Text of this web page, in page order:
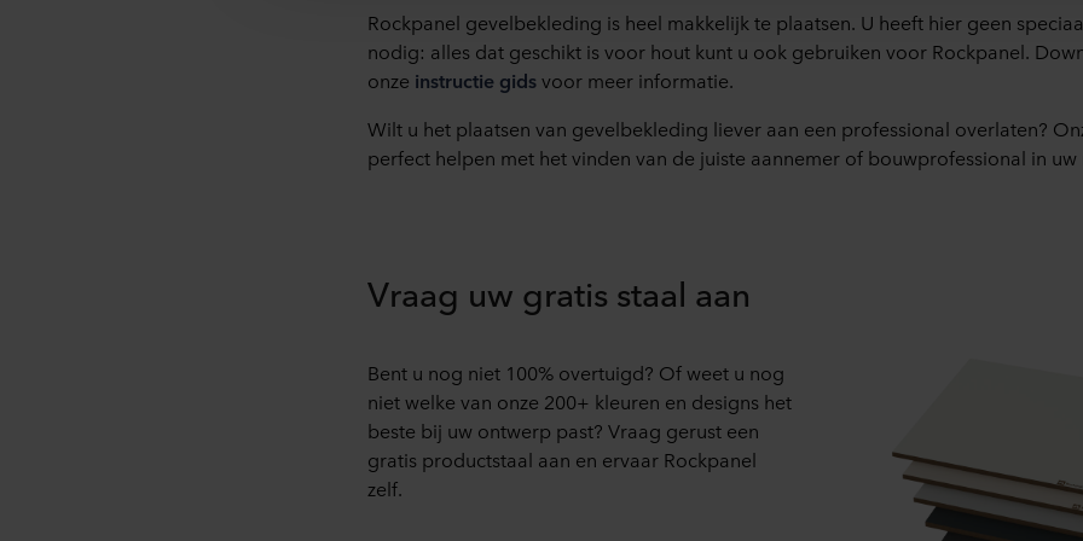
Hieronder vindt u meer informatie over de doeleinden, algemene beschrijvingen van de
cookie plaatst, links naar het privacybeleid van onze potentiële partners en hoe lang elke
opgeslagen. Indien u niet wilt dat onze website cookies op uw computer kan opslaan, kunt u
doeleinden cookies mogen worden gebruikt en dus informatie over u mag worden verwerkt
voor uw persoonsgegevens.
Rockpanel gevelbekleding is heel makkelijk te plaatsen. U heeft hier geen
nodig: alles dat geschikt is voor hout kunt u ook gebruiken voor Rockpanel.
onze instructie gidsvoor meer informatie.
Wilt u het plaatsen van gevelbekleding liever aan een professional overlaten?
perfect helpen met het vinden van de juiste aannemer of bouwprofessional in uw
Vraag uw gratis staal aan
Bent u nog niet 100% overtuigd? Of weet u nog
niet welke van onze 200+ kleuren en designs het
beste bij uw ontwerp past? Vraag gerust een
gratis productstaal aan en ervaar Rockpanel
zelf.